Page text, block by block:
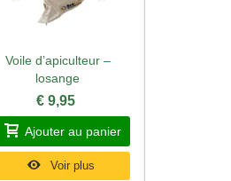
Aperçu rapide
Voile d’apiculteur –
losange
€ 9,95
Ajouter au panier
Voir plus